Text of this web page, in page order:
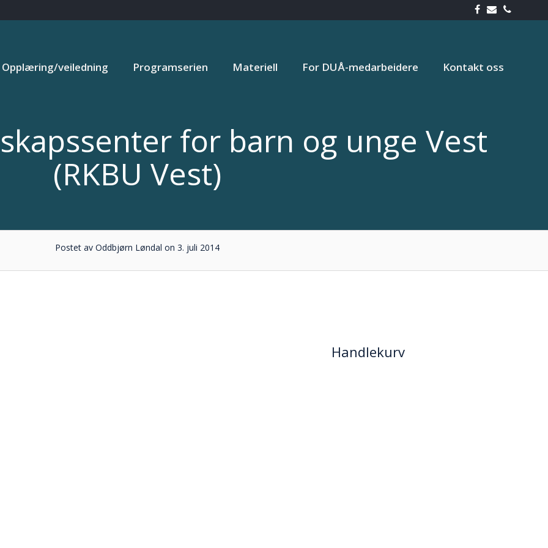
Opplæring/veiledning Programserien Materiell For DUÅ-medarbeidere Kontakt oss
for barn og unge Vest
(RKBU Vest)
Postet av Oddbjørn Løndal on 3. juli 2014
Handlekurv